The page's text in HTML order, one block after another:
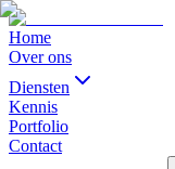
Home
Over ons
Diensten
Kennis
Portfolio
Contact